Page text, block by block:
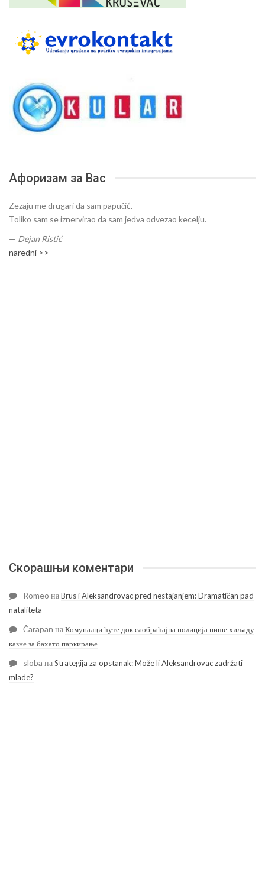
Афоризам за Вас
Zezaju me drugari da sam papučić.
Toliko sam se iznervirao da sam jedva odvezao kecelju.
— Dejan Ristić
naredni >>
Скорашњи коментари
Romeo наBrus i Aleksandrovac pred nestajanjem: Dramatičan pad
nataliteta
Čarapan наКомуналци ћуте док саобраћајна полиција пише хиљаду
казне за бахато паркирање
sloba наStrategija za opstanak: Može li Aleksandrovac zadržati
mlade?